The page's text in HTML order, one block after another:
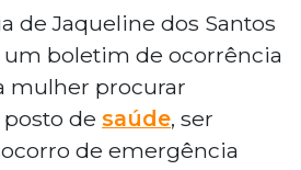
de Jaqueline dos Santos
um boletim de ocorrência
mulher procurar
de saúde, ser
de emergência